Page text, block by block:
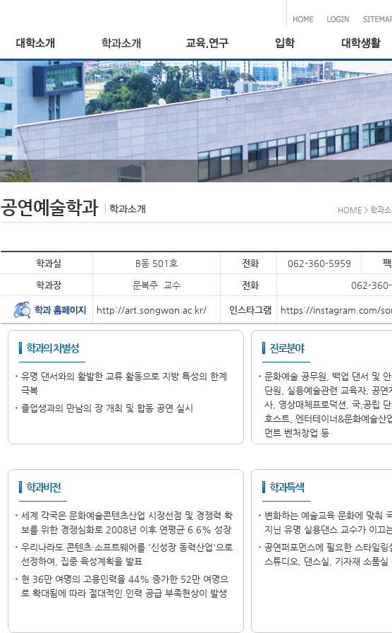
공연예술학과 HOME > 학과소
학과실 B동 501호 전화 062-360-5959
학과장 문복주 교수 전화 062-
http://art.songwon.ac.kr/ 인스타그램 https://instagram.com/
학과의 차별성
유명 댄서와의 활발한 교류 활동으로 지방 특성의 한계
극복
졸업생과의 만남의 장 개최 및 합동 공연 실시
진로분야
문화예술 공무원, 백업 댄서 및
단원, 실용예술관련 교육자, 공연
사, 영상매체프로덕션, 국,공립
호스트, 엔터테이너&문화예술산
먼트 벤처창업 등
학과비전
세계 각국은 문화예술콘텐츠산업 시장선점 및 경쟁력 확
보를 위한 경쟁심화로 2008년 이후 연평균 6.6% 성장
우리나라도 콘텐츠·소프트웨어를 '신성장 동력산업'으로
선정하여, 집중 육성계획을 발표
현 36만 여명의 고용인력을 44% 증가한 52만 여명으
로 확대됨에 따라 절대적인 인력 공급 부족현상이 발생
학과특색
변화하는 예술교육 문화에 맞춰
지닌 유명 실용댄스 교수가 이끄
공연퍼포먼스에 필요한 스타일링
스튜디오, 댄스실, 기자재 소품실